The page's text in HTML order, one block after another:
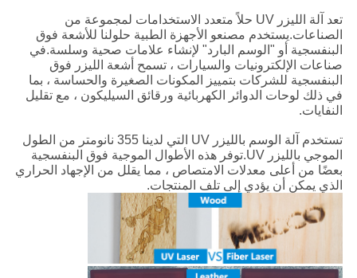
تعد آلة الليزر UV حلاً متعدد الاستخدامات لمجموعة من
الصناعات.يستخدم مصنعو الأجهزة الطبية حلولنا للأشعة فوق
البنفسجية أو "الوسم البارد" لإنشاء علامات صحية وسلسة.في
صناعات الإلكترونيات والسيارات ، تسمح أشعة الليزر فوق
البنفسجية للشركات بتمييز المكونات الصغيرة والحساسة ، بما
في ذلك لوحات الدوائر الكهربائية ورقائق السيليكون ، مع تقليل
النفايات.
تستخدم آلة الوسم بالليزر UV التي لدينا 355 نانومتر من الطول
الموجي بالليزر UV.توفر هذه الأطوال الموجية فوق البنفسجية
بعضًا من أعلى معدلات الامتصاص ، مما يقلل من الإجهاد الحراري
الذي يمكن أن يؤدي إلى تلف المنتجات.